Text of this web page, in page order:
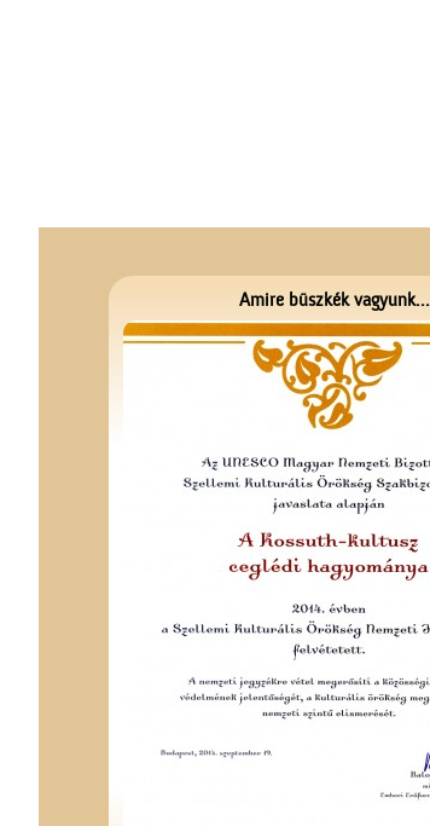
Amire büszkék vagyunk...